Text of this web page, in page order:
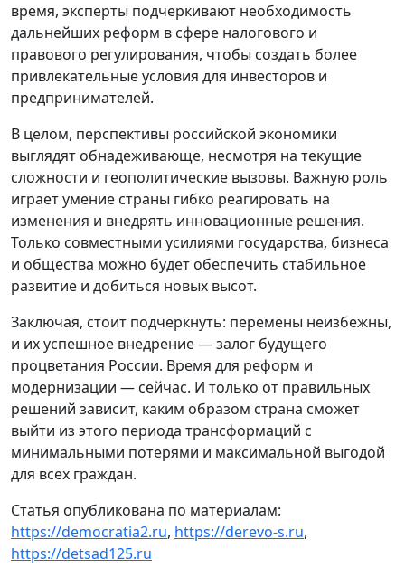
время, эксперты подчеркивают необходимость
дальнейших реформ в сфере налогового и
правового регулирования, чтобы создать более
привлекательные условия для инвесторов и
предпринимателей.
В целом, перспективы российской экономики
выглядят обнадеживающе, несмотря на текущие
сложности и геополитические вызовы. Важную роль
играет умение страны гибко реагировать на
изменения и внедрять инновационные решения.
Только совместными усилиями государства, бизнеса
и общества можно будет обеспечить стабильное
развитие и добиться новых высот.
Заключая, стоит подчеркнуть: перемены неизбежны,
и их успешное внедрение — залог будущего
процветания России. Время для реформ и
модернизации — сейчас. И только от правильных
решений зависит, каким образом страна сможет
выйти из этого периода трансформаций с
минимальными потерями и максимальной выгодой
для всех граждан.
Статья опубликована по материалам:
https://democratia2.ru, https://derevo-s.ru,
https://detsad125.ru